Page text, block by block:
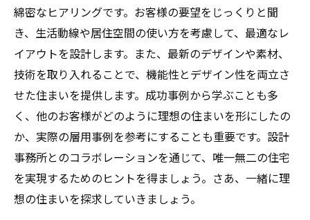
綿密なヒアリングです。お客様の要望をじっくりと聞
き、生活動線や居住空間の使い方を考慮して、最適なレ
イアウトを設計します。また、最新のデザインや素材、
技術を取り入れることで、機能性とデザイン性を両立さ
せた住まいを提供します。成功事例から学ぶことも多
く、他のお客様がどのように理想の住まいを形にしたの
か、実際の層用事例を参考にすることも重要です。設計
事務所とのコラボレーションを通じて、唯一無二の住宅
を実現するためのヒントを得ましょう。さあ、一緒に理
想の住まいを探求していきましょう。